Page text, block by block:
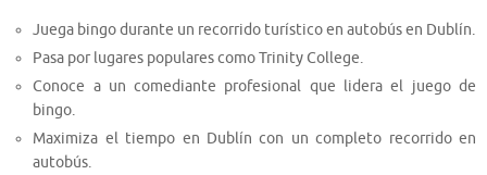
Juega bingo durante un recorrido turístico en autobús en Dublín.
Pasa por lugares populares como Trinity College.
Conoce a un comediante profesional que lidera el juego de
bingo.
Maximiza el tiempo en Dublín con un completo recorrido en
autobús.